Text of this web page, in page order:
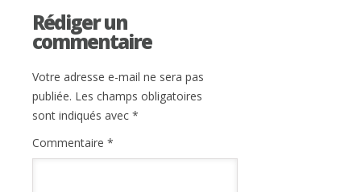
Rédiger un
commentaire
Votre adresse e-mail ne sera pas
publiée. Les champs obligatoires
sont indiqués avec *
Commentaire *